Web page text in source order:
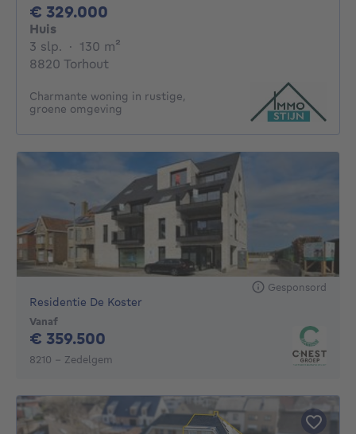
€ 329.000
Huis
3 slp. 3 slaapkamers
· 130 m²
8820 Torhout
Charmante woning in rustige,
groene omgeving
Gesponsord
Residentie De Koster
Vanaf
€ 359.500
8210 - Zedelgem